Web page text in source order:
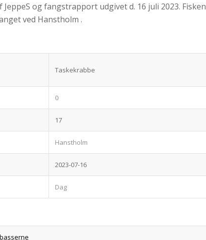
og fangstrapport udgivet d. 16 juli 2023. Fisken
ved Hanstholm .
Taskekrabbe
0
17
Hanstholm
2023-07-16
Dag